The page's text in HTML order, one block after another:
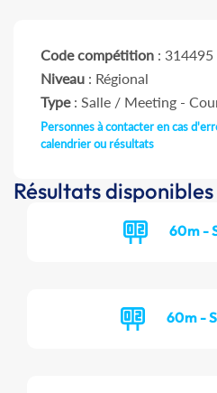
Code compétition : 314495
Niveau : Régional
Type: Salle / Meeting -
Personnes à contacter en cas
calendrier ou résultats
Résultats disponibles
60m -
60m -